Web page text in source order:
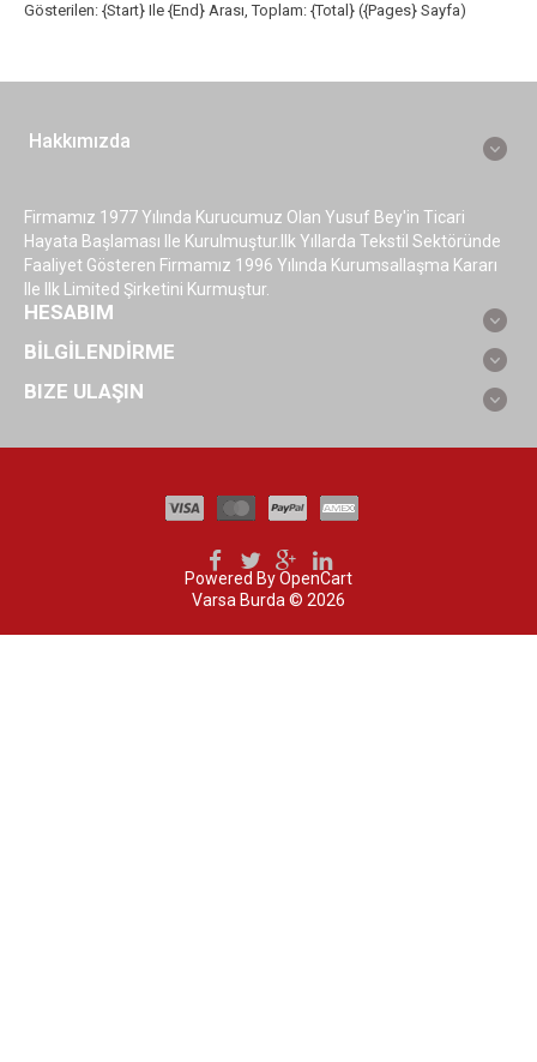
Gösterilen: {start} Ile {end} Arası, Toplam: {total} ({pages} Sayfa)
Hakkımızda
Firmamız 1977 Yılında Kurucumuz Olan Yusuf Bey'in Ticari
Hayata Başlaması Ile Kurulmuştur.ilk Yıllarda Tekstil Sektöründe
Faaliyet Gösteren Firmamız 1996 Yılında Kurumsallaşma Kararı
Ile Ilk Limited Şirketini Kurmuştur.
HESABIM
BİLGİLENDİRME
BIZE ULAŞIN
Powered ByOpenCart
Varsa Burda © 2026